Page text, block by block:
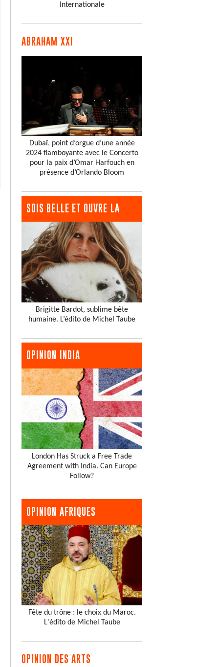
Internationale
ABRAHAM XXI
Dubaï, point d’orgue d’une année
2024 flamboyante avec le Concerto
pour la paix d’Omar Harfouch en
présence d’Orlando Bloom
SOIS BELLE ET OUVRE LA
Brigitte Bardot, sublime bête
humaine. L’édito de Michel Taube
OPINION INDIA
London Has Struck a Free Trade
Agreement with India. Can Europe
Follow?
OPINION AFRIQUES
Fête du trône : le choix du Maroc.
L'édito de Michel Taube
OPINION DES ARTS